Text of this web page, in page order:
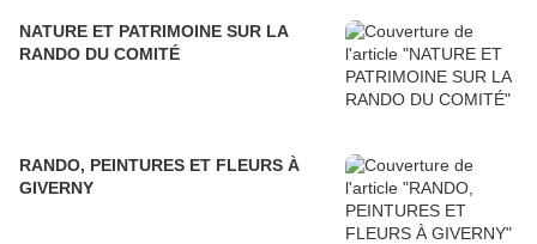
NATURE ET PATRIMOINE SUR LA
RANDO DU COMITÉ
RANDO, PEINTURES ET FLEURS À
GIVERNY